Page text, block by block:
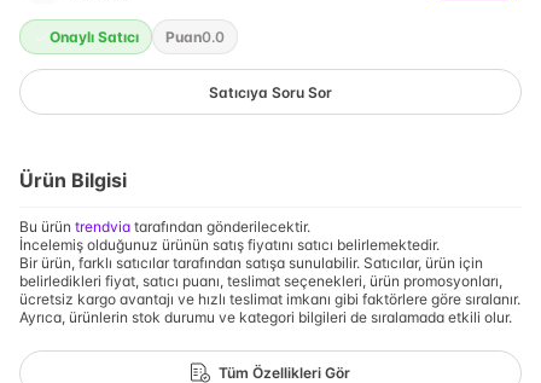
Onaylı Satıcı Puan0.0
Satıcıya Soru Sor
Ürün Bilgisi
Bu ürün trendvia tarafından gönderilecektir.
İncelemiş olduğunuz ürünün satış fiyatını satıcı belirlemektedir.
Bir ürün, farklı satıcılar tarafından satışa sunulabilir. Satıcılar, ürün için
belirledikleri fiyat, satıcı puanı, teslimat seçenekleri, ürün promosyonları,
ücretsiz kargo avantajı ve hızlı teslimat imkanı gibi faktörlere göre sıralanır.
Ayrıca, ürünlerin stok durumu ve kategori bilgileri de sıralamada etkili olur.
Tüm Özellikleri Gör